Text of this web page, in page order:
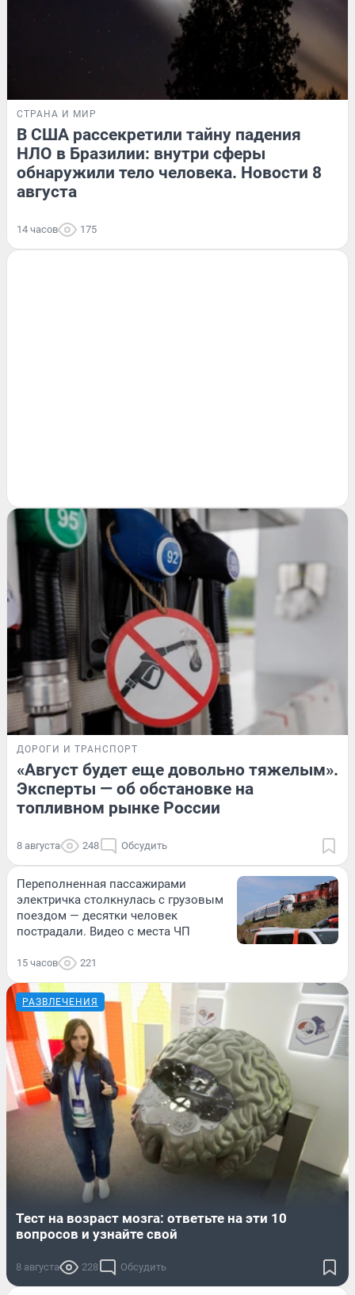
СТРАНА И МИР
В США рассекретили тайну падения
НЛО в Бразилии: внутри сферы
обнаружили тело человека. Новости 8
августа
14 часов 175
ДОРОГИ И ТРАНСПОРТ
«Август будет еще довольно тяжелым».
Эксперты — об обстановке на
топливном рынке России
8 августа 248 Обсудить
Переполненная пассажирами
электричка столкнулась с грузовым
поездом — десятки человек
пострадали. Видео с места ЧП
15 часов 221
РАЗВЛЕЧЕНИЯ
Тест на возраст мозга: ответьте на эти 10
вопросов и узнайте свой
8 августа 228 Обсудить